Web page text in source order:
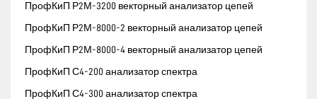
ПрофКиП Р2М-3200 векторный анализатор цепей
ПрофКиП Р2М-8000-2 векторный анализатор цепей
ПрофКиП Р2М-8000-4 векторный анализатор цепей
ПрофКиП С4-200 анализатор спектра
ПрофКиП С4-300 анализатор спектра